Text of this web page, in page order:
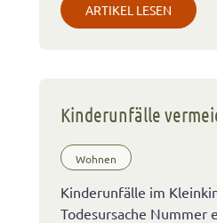
ARTIKEL LESEN
Kinderunfälle
Wohnen
Kinderunfälle im
Todesursache Nummer